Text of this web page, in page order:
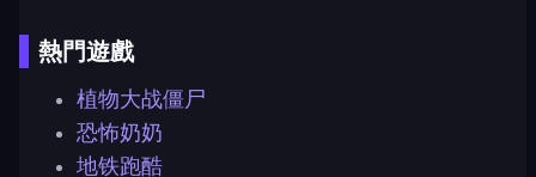
熱門遊戲
植物大战僵尸
恐怖奶奶
地铁跑酷